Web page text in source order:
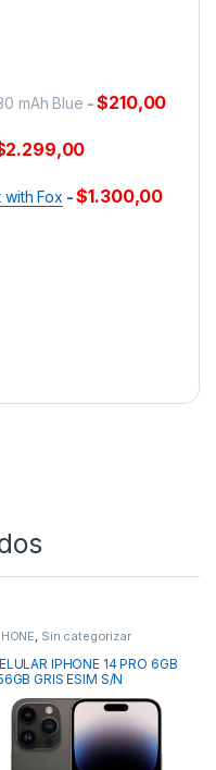
mAh Blue -$210,00
2.299,00
with Fox -$1.300,00
, Sin categorizar
IPHONE 14 PRO 6GB
GRIS ESIM S/N